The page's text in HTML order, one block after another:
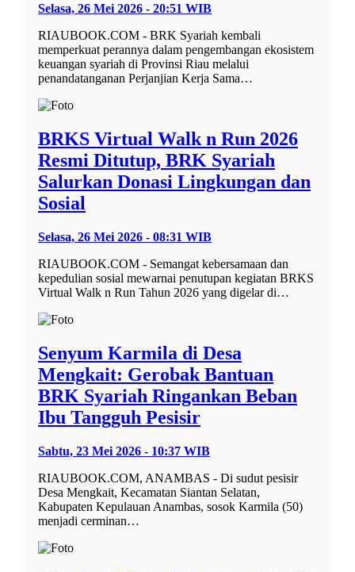
Selasa, 26 Mei 2026 - 20:51 WIB
RIAUBOOK.COM - BRK Syariah kembali
memperkuat perannya dalam pengembangan ekosistem
keuangan syariah di Provinsi Riau melalui
penandatanganan Perjanjian Kerja Sama…
BRKS Virtual Walk n Run 2026
Resmi Ditutup, BRK Syariah
Salurkan Donasi Lingkungan dan
Sosial
Selasa, 26 Mei 2026 - 08:31 WIB
RIAUBOOK.COM - Semangat kebersamaan dan
kepedulian sosial mewarnai penutupan kegiatan BRKS
Virtual Walk n Run Tahun 2026 yang digelar di…
Senyum Karmila di Desa
Mengkait: Gerobak Bantuan
BRK Syariah Ringankan Beban
Ibu Tangguh Pesisir
Sabtu, 23 Mei 2026 - 10:37 WIB
RIAUBOOK.COM, ANAMBAS - Di sudut pesisir
Desa Mengkait, Kecamatan Siantan Selatan,
Kabupaten Kepulauan Anambas, sosok Karmila (50)
menjadi cerminan…